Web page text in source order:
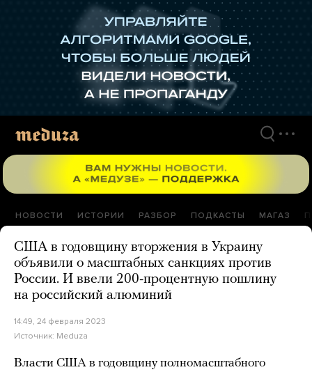
НОВОСТИ ИСТОРИИ РАЗБОР ПОДКАСТЫ МАГАЗ
США в годовщину вторжения в Украину
объявили о масштабных санкциях против
России. И ввели 200-процентную пошлину
на российский алюминий
14:49, 24 февраля 2023
Источник: Meduza
Власти США в годовщину полномасштабного